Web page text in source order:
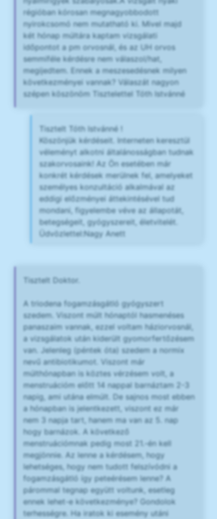
régióban kórosan megnagyobbodott
nyirokcsomó nem mutatható ki. Mivel majd
két hónap múltára kaptam vizsgálati
időpontot a pm orvosnál, és az UH orvos
semmiféle kérdésre nem válaszol/hat,
megijedtem. Ennek a meszesedésnek milyen
következményei vannak? Válaszát nagyon
szépen köszönöm Tisztelettel Tóth Istvánné
Tisztelt Tóth Istvánné !
Köszönjük kérdéseit. Interneten keresztül
véleményt alkotni általánosságban tudnak
szakorvosaink! Az Ön esetében már
konkrét kérdések merülnek fel, amelyeket
személyes konzultáció alkalmával az
eddigi előzményei áttekintésével tud
mondani, figyelembe véve az állapotát,
betegségeit, gyógyszereit, életvitelét.
Üdvözlettel:Nagy Anett
Tisztelt Doktor.
A triodena fogamzásgátló gyógyszert
szedem. Viszont múlt hónaptól hasmenéses
panaszaim vannak, ezzel voltam háziorvosnál,
a vizsgálatok után kiderült gyomorfertőzésem
van. Jelenleg (péntek óta) szedem a normix
nevű antibiotikumot. Viszont már
múlthónapban is köztes vérzésem volt, a
menstruációm előtt 14 nappal barnáztam 2-3
napig, ami utána elmúlt. De sajnos most ebben
a hónapban is jelentkezett, viszont ez már
nem 3 napja tart, hanem ma van az 5. nap
hogy barnázok. A következő
menstruációmnak pedig most 21.-én kell
megjönnie. Az lenne a kérdésem, hogy
lehetséges, hogy nem tudott felszívódni a
fogamzásgátló így peteérésem lenne? A
párommal tegnap együtt voltunk, esetleg
ennek lehet-e következménye? Gondolok
terhességre. Ha iratok ki esemény utáni